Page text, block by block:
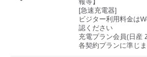
[急速充電器]
ビジター利用料金は
認ください
充電プラン会員(日産
各契約プランに準じ